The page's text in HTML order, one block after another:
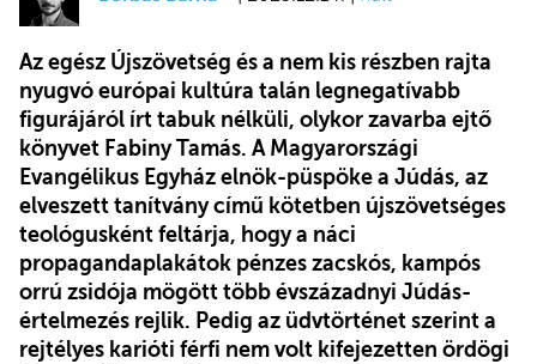
Az egész Újszövetség és a nem kis részben rajta
nyugvó európai kultúra talán legnegatívabb
figurájáról írt tabuk nélküli, olykor zavarba ejtő
könyvet Fabiny Tamás. A Magyarországi
Evangélikus Egyház elnök-püspöke a Júdás, az
elveszett tanítvány című kötetben újszövetséges
teológusként feltárja, hogy a náci
propagandaplakátok pénzes zacskós, kampós
orrú zsidója mögött több évszázadnyi Júdás-
értelmezés rejlik. Pedig az üdvtörténet szerint a
rejtélyes karióti férfi nem volt kifejezetten ördögi